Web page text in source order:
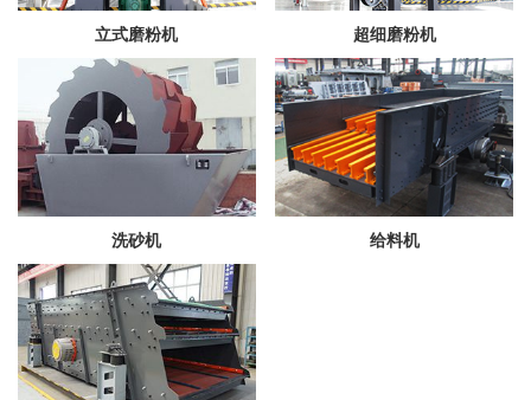
立式磨粉机 超细磨粉机
洗砂机 给料机